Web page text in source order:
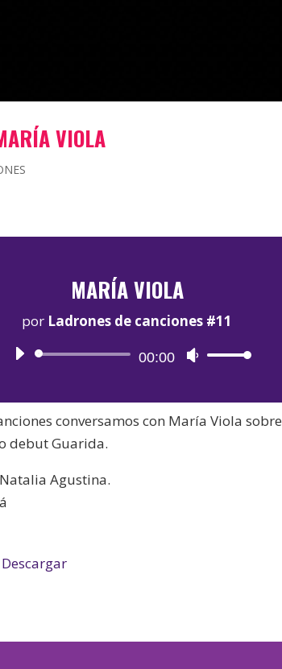
VIOLA
MARÍA VIOLA
por Ladrones de canciones #11
Reproductor
audio
00:00
Utiliza
teclas
de
conversamos con María Viola sobre
debut Guarida.
Agustina.
Descargar